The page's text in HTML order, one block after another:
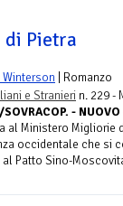
di Pietra
| Romanzo
e Stranieri n. 229 -
- NUOVO
al Ministero Migliorie
occidentale che si
al Patto Sino-